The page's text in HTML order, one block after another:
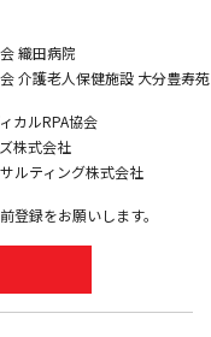
織田病院
介護老人保健施設 大分豊寿苑
カルRPA協会
株式会社
ルティング株式会社
登録をお願いします。